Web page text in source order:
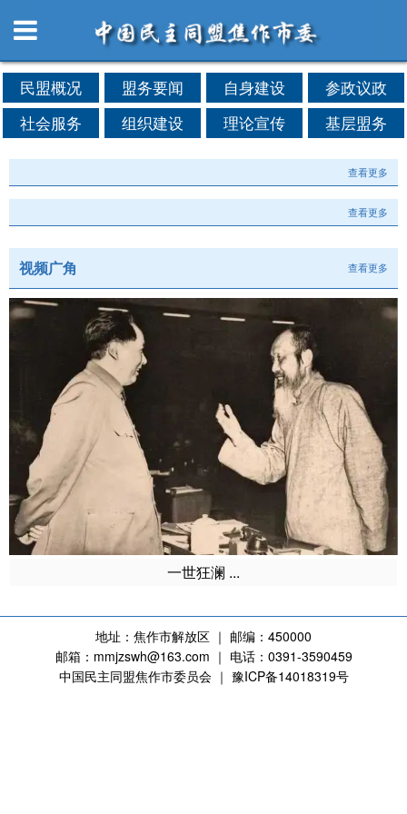
民盟概况 盟务要闻 自身建设
参政议政
社会服务
组织建设 理论宣传 基层盟务
查看更多
查看更多
视频广角 查看更多
一世狂澜 ...
地址：焦作市解放区 ｜ 邮编：450000
邮箱：mmjzswh@163.com ｜ 电话：0391-3590459
中国民主同盟焦作市委员会 ｜ 豫ICP备14018319号